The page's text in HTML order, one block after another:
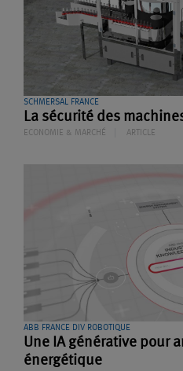
SCHMERSAL FRANCE
La sécurité des
ECONOMIE & MARCHÉ ARTICLE
ABB FRANCE DIV ROBOTIQUE
Une IA générative pour
énergétique